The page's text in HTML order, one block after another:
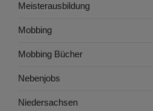
Meisterausbildung
Mobbing
Mobbing Bücher
Nebenjobs
Niedersachsen